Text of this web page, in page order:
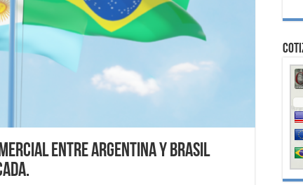
entre Argentina y Brasil